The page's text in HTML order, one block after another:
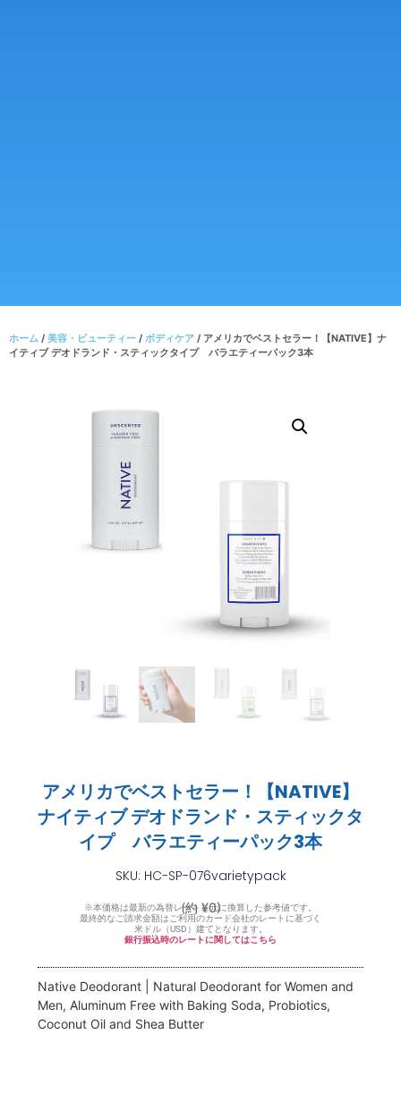
ホーム / 美容・ビューティー / ボディケア / アメリカでベストセラー！【NATIVE】ナ
イティブ デオドランド・スティックタイプ バラエティーパック3本
アメリカでベストセラー！【NATIVE】
ナイティブ デオドランド・スティックタ
イプ バラエティーパック3本
SKU: HC-SP-076varietypack
(約 ¥0)
※本価格は最新の為替レートを元に換算した参考値です。
最終的なご請求金額はご利用のカード会社のレートに基づく
米ドル（USD）建てとなります。
銀行振込時のレートに関してはこちら
Native Deodorant | Natural Deodorant for Women and
Men, Aluminum Free with Baking Soda, Probiotics,
Coconut Oil and Shea Butter